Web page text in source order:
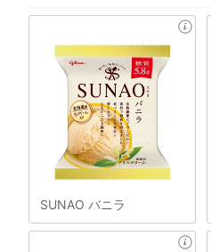
SUNAO バニラ